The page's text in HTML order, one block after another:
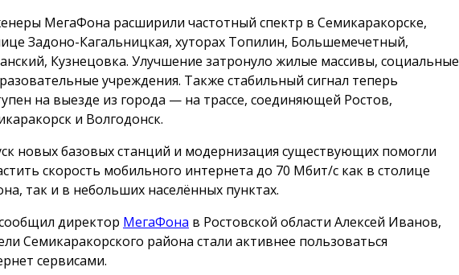
МегаФона расширили частотный спектр в Семикаракорске,
Задоно-Кагальницкая, хуторах Топилин, Большемечетный,
Кузнецовка. Улучшение затронуло жилые массивы, социальные
учреждения. Также стабильный сигнал теперь
на выезде из города — на трассе, соединяющей Ростов,
и Волгодонск.
новых базовых станций и модернизация существующих помогли
скорость мобильного интернета до 70 Мбит/с как в столице
так и в небольших населённых пунктах.
директор МегаФона в Ростовской области Алексей Иванов,
Семикаракорского района стали активнее пользоваться
сервисами.